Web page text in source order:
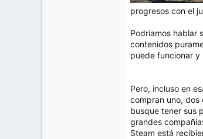
progresos con el
Podríamos hablar
contenidos
puede funcionar y
Pero, incluso en
compran uno, dos
busque tener sus
grandes
Steam está